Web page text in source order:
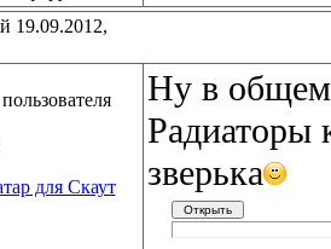
19.09.2012,
Ну в общем
Радиаторы
зверька